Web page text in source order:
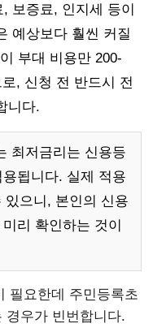
보증료, 인지세 등이
예상보다 훨씬 커질
부대 비용만 200-
, 신청 전 반드시 전
니다.
최저금리는 신용등
됩니다. 실제 적용
있으니, 본인의 신용
리 확인하는 것이
필요한데 주민등록초
경우가 빈번합니다.